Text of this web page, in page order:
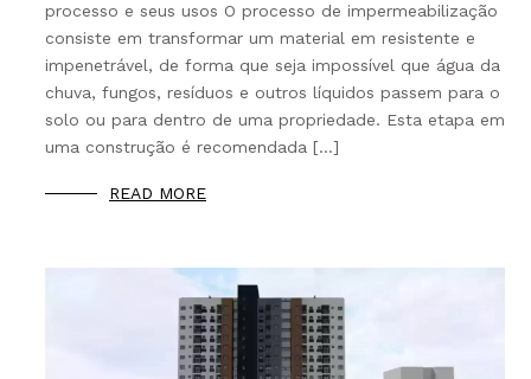
processo e seus usos O processo de impermeabilização
consiste em transformar um material em resistente e
impenetrável, de forma que seja impossível que água da
chuva, fungos, resíduos e outros líquidos passem para o
solo ou para dentro de uma propriedade. Esta etapa em
uma construção é recomendada […]
READ MORE